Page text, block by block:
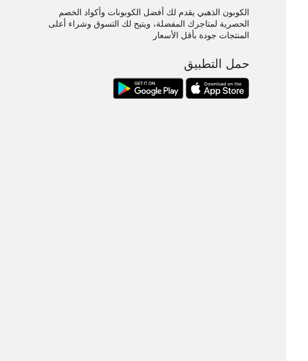
الكوبون الذهبي يقدم لك أفضل الكوبونات وأكواد الخصم
الحصرية لمتاجرك المفضلة، ويتيح لك التسوق وشراء أعلى
المنتجات جودة بأقل الأسعار
حمل التطبيق